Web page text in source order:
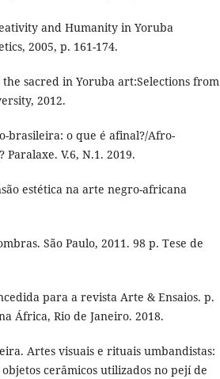
and Humanity in Yoruba
2005, p. 161-174.
sacred in Yoruba art:Selections from
2012.
brasileira: o que é afinal?/Afro-
V.6, N.1. 2019.
estética na arte negro-africana
São Paulo, 2011. 98 p. Tese de
para a revista Arte & Ensaios. p.
África, Rio de Janeiro. 2018.
Artes visuais e rituais umbandistas:
cerâmicos utilizados no pejí de